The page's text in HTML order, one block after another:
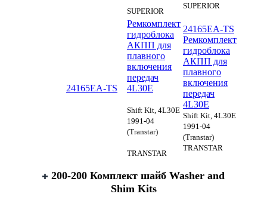
SUPERIOR
SUPERIOR
24165EA-TS
Ремкомплект
гидроблока
АКПП для
плавного
включения
передач
4L30E
Shift Kit, 4L30E
1991-04
(Transtar)
TRANSTAR
24165EA-TS
Ремкомплект
гидроблока
АКПП для
плавного
включения
передач
4L30E
Shift Kit, 4L30E
1991-04
(Transtar)
TRANSTAR
200-200 Комплект шайб Washer аnd
Shim Kits